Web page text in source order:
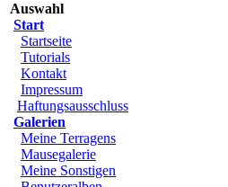
Auswahl
Start
Startseite
Tutorials
Kontakt
Impressum
Haftungsausschluss
Galerien
Meine Terragens
Mausegalerie
Meine Sonstigen